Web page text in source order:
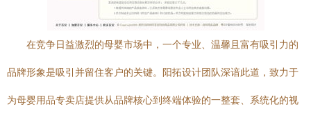
在竞争日益激烈的母婴市场中，一个专业、温馨且富有吸引力的
品牌形象是吸引并留住客户的关键。阳拓设计团队深谙此道，致力于
为母婴用品专卖店提供从品牌核心到终端体验的一整套、系统化的视